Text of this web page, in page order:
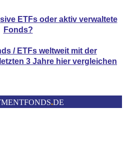
ETFs oder aktiv verwaltete
Fonds?
/ ETFsweltweit mit der
letzten 3 Jahre hier vergleichen
.DE